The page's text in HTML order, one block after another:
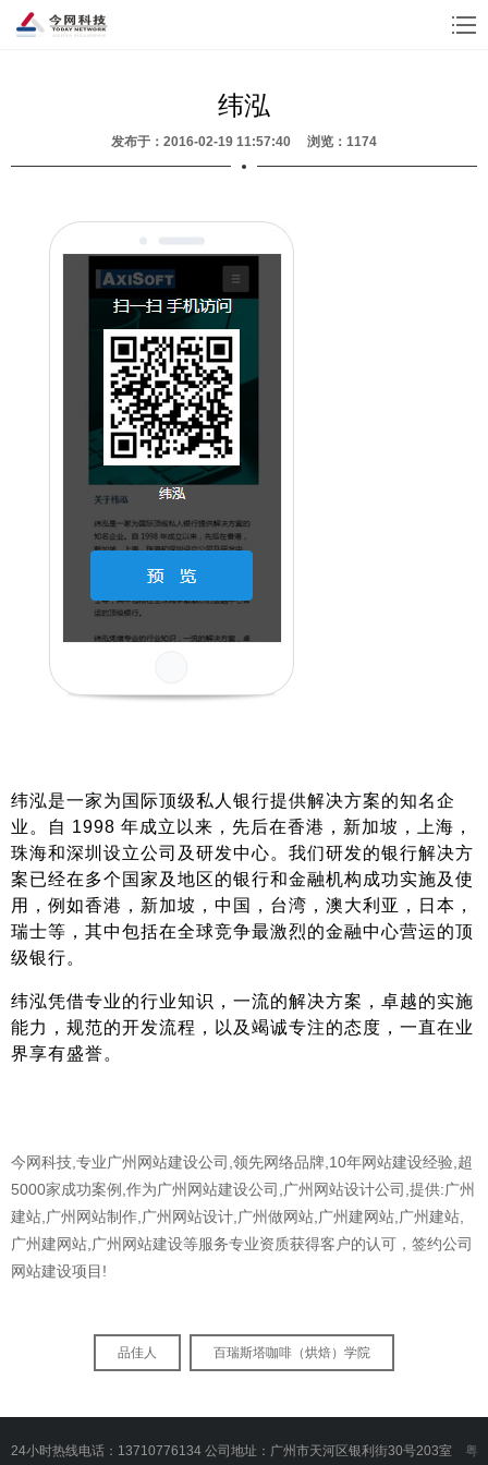
纬泓
发布于：2016-02-19 11:57:40 浏览：1174
纬泓是一家为国际顶级私人银行提供解决方案的知名企
业。自 1998 年成立以来，先后在香港，新加坡，上海，
珠海和深圳设立公司及研发中心。我们研发的银行解决方
案已经在多个国家及地区的银行和金融机构成功实施及使
用，例如香港，新加坡，中国，台湾，澳大利亚，日本，
瑞士等，其中包括在全球竞争最激烈的金融中心营运的顶
级银行。
纬泓凭借专业的行业知识，一流的解决方案，卓越的实施
能力，规范的开发流程，以及竭诚专注的态度，一直在业
界享有盛誉。
今网科技,专业广州网站建设公司,领先网络品牌,10年网站建设经验,超
5000家成功案例,作为广州网站建设公司,广州网站设计公司,提供:广州
建站,广州网站制作,广州网站设计,广州做网站,广州建网站,广州建站,
广州建网站,广州网站建设等服务专业资质获得客户的认可，签约公司
网站建设项目!
品佳人 百瑞斯塔咖啡（烘焙）学院
24小时热线电话：13710776134 公司地址：广州市天河区银利街30号203室 粤